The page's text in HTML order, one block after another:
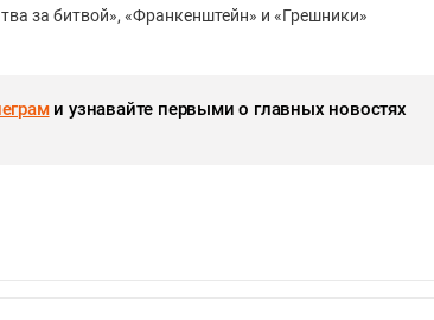
за битвой», «Франкенштейн» и «Грешники»
и узнавайте первыми о главных новостях